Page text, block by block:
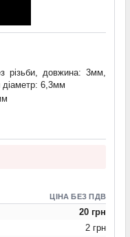
різьби, довжина: 3мм,
діаметр: 6,3мм
ЦІНА БЕЗ ПДВ
20 грн
2 грн